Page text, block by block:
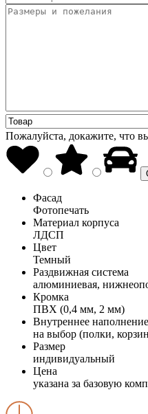
Пожалуйста, докажите, что
Фасад
Фотопечать
Материал корпуса
ЛДСП
Цвет
Темный
Раздвижная система
алюминиевая,
Кромка
ПВХ (0,4 мм, 2 мм)
Внутреннее наполнение
на выбор (полки,
Размер
индивидуальный
Цена
указана за базовую